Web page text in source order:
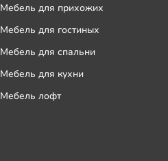
Мебель для прихожих
Мебель для гостиных
Мебель для спальни
Мебель для кухни
Мебель лофт